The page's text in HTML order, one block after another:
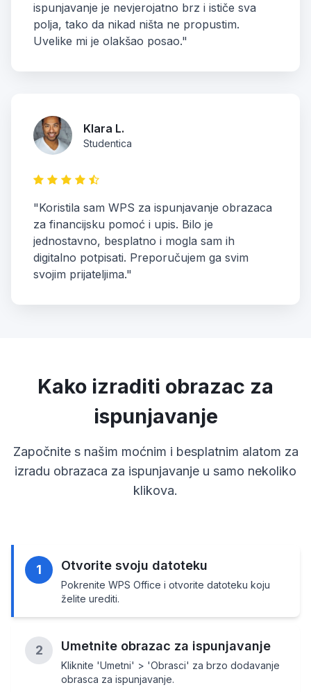
ispunjavanje je nevjerojatno brz i ističe sva
polja, tako da nikad ništa ne propustim.
Uvelike mi je olakšao posao."
Klara L.
Studentica
"Koristila sam WPS za ispunjavanje obrazaca
za financijsku pomoć i upis. Bilo je
jednostavno, besplatno i mogla sam ih
digitalno potpisati. Preporučujem ga svim
svojim prijateljima."
Kako izraditi obrazac za
ispunjavanje
Započnite s našim moćnim i besplatnim alatom za
izradu obrazaca za ispunjavanje u samo nekoliko
klikova.
1 Otvorite svoju datoteku
Pokrenite WPS Office i otvorite datoteku koju
želite urediti.
2 Umetnite obrazac za ispunjavanje
Kliknite 'Umetni' > 'Obrasci' za brzo dodavanje
obrasca za ispunjavanje.